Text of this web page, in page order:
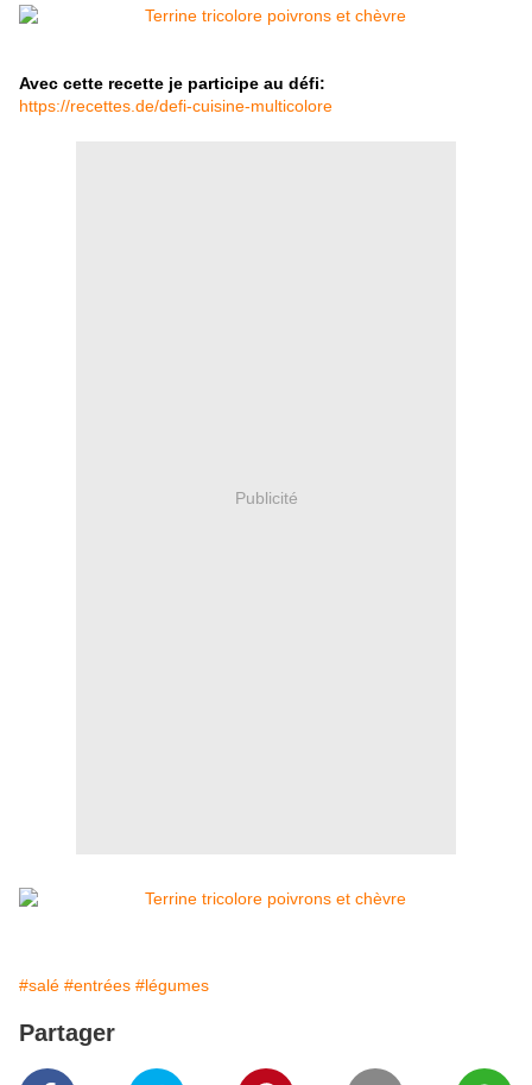
Avec cette recette je participe au défi:
https://recettes.de/defi-cuisine-multicolore
Publicité
#salé #entrées #légumes
Partager